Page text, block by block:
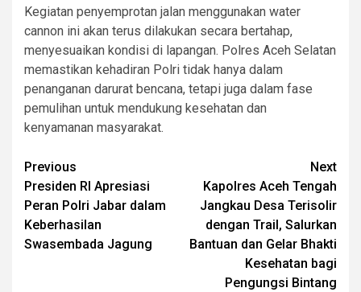
Kegiatan penyemprotan jalan menggunakan water
cannon ini akan terus dilakukan secara bertahap,
menyesuaikan kondisi di lapangan. Polres Aceh Selatan
memastikan kehadiran Polri tidak hanya dalam
penanganan darurat bencana, tetapi juga dalam fase
pemulihan untuk mendukung kesehatan dan
kenyamanan masyarakat.
Post
navigation
Previous
Presiden RI Apresiasi
Peran Polri Jabar dalam
Keberhasilan
Swasembada Jagung
Next
Kapolres Aceh Tengah
Jangkau Desa Terisolir
dengan Trail, Salurkan
Bantuan dan Gelar Bhakti
Kesehatan bagi
Pengungsi Bintang